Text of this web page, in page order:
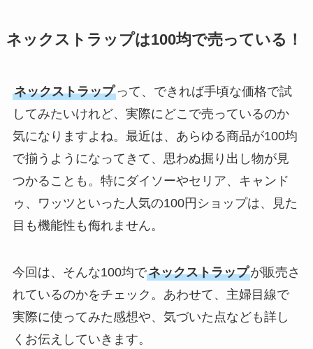
【100均】ダイソー/
方とおすすめも紹
介！
【100均】ダイソー/
セリア等でスパイス
ミルは買える？手
動・電動・ワンハン
【100均】ダイソー/
セリア等でチャイル
ドシートカバーは買
ネックストラップは100均で売っている！
ネックストラップって、できれば手頃な価格で試
してみたいけれど、実際にどこで売っているのか
気になりますよね。最近は、あらゆる商品が100均
で揃うようになってきて、思わぬ掘り出し物が見
つかることも。特にダイソーやセリア、キャンド
ゥ、ワッツといった人気の100円ショップは、見た
目も機能性も侮れません。
今回は、そんな100均でネックストラップが販売さ
れているのかをチェック。あわせて、主婦目線で
実際に使ってみた感想や、気づいた点なども詳し
くお伝えしていきます。